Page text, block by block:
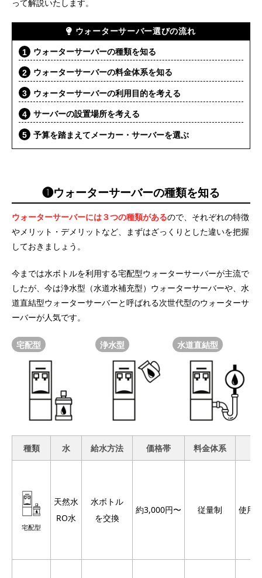
って解説いたします。
ウォーターサーバー選びの流れ
ウォーターサーバーの種類を知る
ウォーターサーバーの料金体系を知る
ウォーターサーバーの利用目的を考える
サーバーの設置場所を考える
予算を踏まえてメーカー・サーバーを選ぶ
❶ウォーターサーバーの種類を知る
ウォーターサーバーには３つの種類があるので、それぞれの特徴
やメリット・デメリットなど、まずはざっくりとした違いを把握
しておきましょう。
今までは水ボトルを利用する宅配型ウォーターサーバーが主流で
したが、今は浄水型（水道水補充型）ウォーターサーバーや、水
道直結型ウォーターサーバーと呼ばれる次世代型のウォーターサ
ーバーが人気です。
宅配型 浄水型 水道直結型
種類 水 給水方法 価格帯 料金体系
宅配型
天然水
RO水
水ボトル
を交換
約3,000円〜 従量制
使用